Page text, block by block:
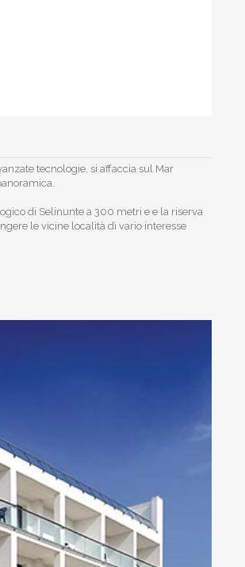
tecnologie, si affaccia sul Mar
di Selinunte a 300 metri e e la riserva
le vicine località di vario interesse